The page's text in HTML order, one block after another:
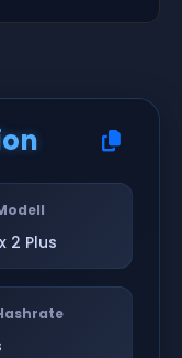
2 Plus